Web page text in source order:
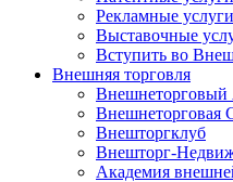
Рекламные услуги
Выставочные
Вступить во
Внешняя торговля
Внешнеторговый
Внешнеторговая
Внешторгклуб
Внешторг-
Академия